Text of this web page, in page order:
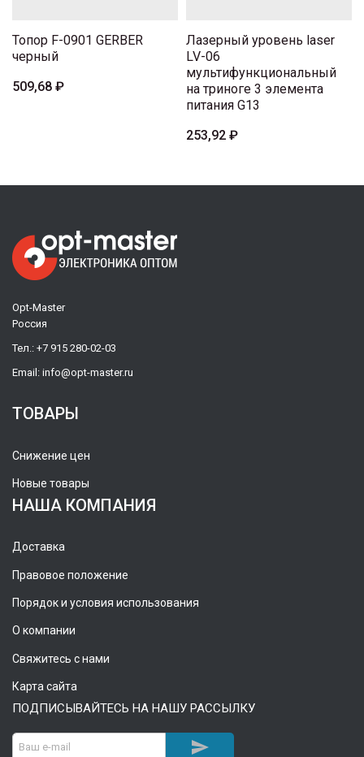
Топор F-0901 GERBER
черный
509,68 ₽
Лазерный уровень laser
LV-06
мультифункциональный
на триноге 3 элемента
питания G13
253,92 ₽
Opt-Master
Россия
Тел.: +7 915 280-02-03
Email: info@opt-master.ru
ТОВАРЫ
Снижение цен
Новые товары
НАША КОМПАНИЯ
Доставка
Правовое положение
Порядок и условия использования
О компании
Свяжитесь с нами
Карта сайта
ПОДПИСЫВАЙТЕСЬ НА НАШУ РАССЫЛКУ
